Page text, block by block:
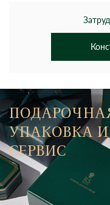
УПАКОВКА И
СЕРВИС